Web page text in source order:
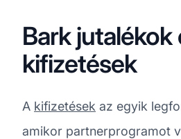
Bark jutalékok
kifizetések
A kifizetések az egyik
amikor partnerprogramot